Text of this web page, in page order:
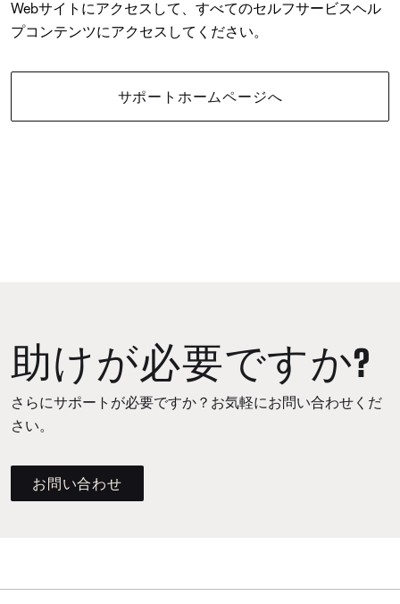
Webサイトにアクセスして、すべてのセルフサービスヘル
プコンテンツにアクセスしてください。
サポートホームページへ
助けが必要ですか?
さらにサポートが必要ですか？お気軽にお問い合わせくだ
さい。
お問い合わせ